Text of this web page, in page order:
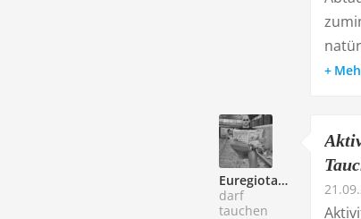
Euregiotaucher
darf
tauchen